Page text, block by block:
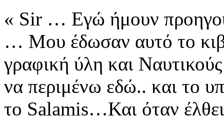
« Sir … Εγώ ήμουν
… Μου έδωσαν αυτό το
γραφική ύλη και
να περιμένω εδώ.. και το
το Salamis…Και όταν